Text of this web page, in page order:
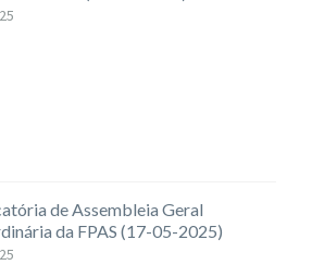
de Assembleia Geral
da FPAS (17-05-2025)